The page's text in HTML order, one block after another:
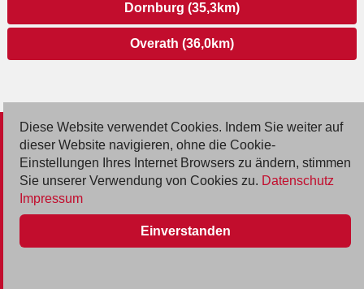
Dornburg (35,3km)
Overath (36,0km)
© 2026 Deutsche Jobmarkt GmbH
Inserieren
Kontakt
AGB
Diese Website verwendet Cookies. Indem Sie weiter auf
dieser Website navigieren, ohne die Cookie-
Einstellungen Ihres Internet Browsers zu ändern, stimmen
Sie unserer Verwendung von Cookies zu. Datenschutz
Impressum
Einverstanden